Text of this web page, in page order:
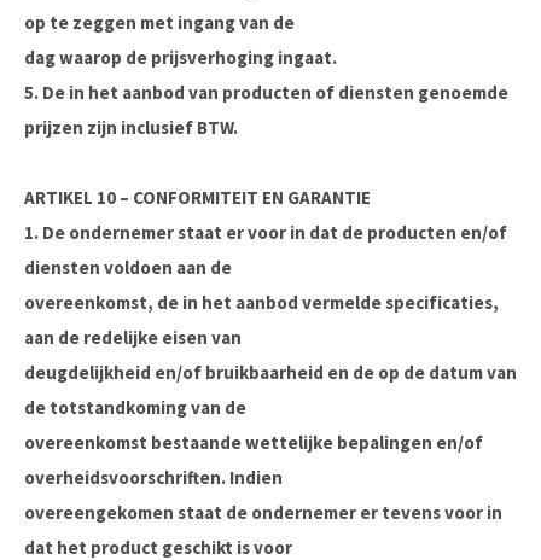
op te zeggen met ingang van de
dag waarop de prijsverhoging ingaat.
5. De in het aanbod van producten of diensten genoemde
prijzen zijn inclusief BTW.
ARTIKEL 10 – CONFORMITEIT EN GARANTIE
1. De ondernemer staat er voor in dat de producten en/of
diensten voldoen aan de
overeenkomst, de in het aanbod vermelde specificaties,
aan de redelijke eisen van
deugdelijkheid en/of bruikbaarheid en de op de datum van
de totstandkoming van de
overeenkomst bestaande wettelijke bepalingen en/of
overheidsvoorschriften. Indien
overeengekomen staat de ondernemer er tevens voor in
dat het product geschikt is voor